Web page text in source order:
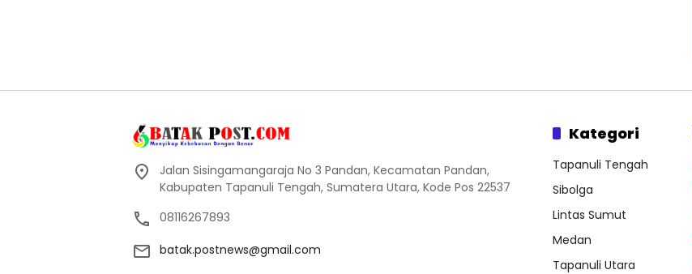
Jalan Sisingamangaraja No 3 Pandan, Kecamatan Pandan,
Kabupaten Tapanuli Tengah, Sumatera Utara, Kode Pos 22537
08116267893
batak.postnews@gmail.com
Kategori
Tapanuli Tengah
Sibolga
Lintas Sumut
Medan
Tapanuli Utara